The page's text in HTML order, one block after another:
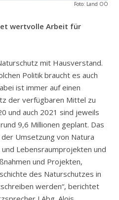
Foto: Land OÖ
wertvolle Arbeit für
mit Hausverstand.
Politik braucht es auch
ist immer auf einen
der verfügbaren Mittel zu
und auch 2021 sind jeweils
9,6 Millionen geplant. Das
Umsetzung von Natura
Lebensraumprojekten und
und Projekten,
des Naturschutzes in
werden“, berichtet